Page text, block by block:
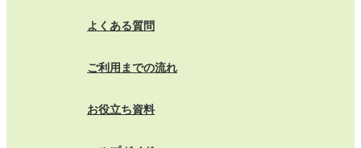
よくある質問
ご利用までの流れ
お役立ち資料